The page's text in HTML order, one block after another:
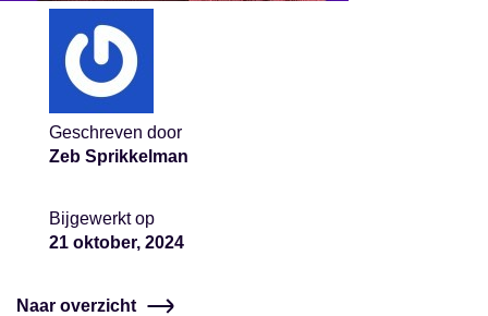
Geschreven door
Zeb Sprikkelman
Bijgewerkt op
21 oktober, 2024
Naar overzicht